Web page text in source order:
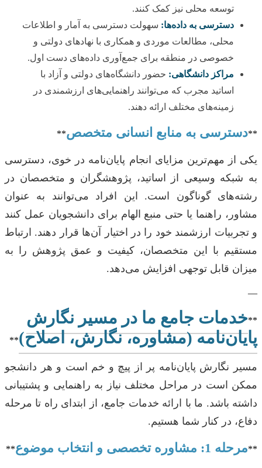
توسعه محلی نیز کمک کنند.
دسترسی به داده‌ها: سهولت دسترسی به آمار و اطلاعات
محلی، مطالعات موردی و همکاری با نهادهای دولتی و
خصوصی در منطقه برای جمع‌آوری داده‌های دست اول.
مراکز دانشگاهی: حضور دانشگاه‌های دولتی و آزاد با
اساتید مجرب که می‌توانند راهنمایی‌های ارزشمندی در
زمینه‌های مختلف ارائه دهند.
**دسترسی به منابع انسانی متخصص**
یکی از مهم‌ترین مزایای انجام پایان‌نامه در خوی، دسترسی
به شبکه وسیعی از اساتید، پژوهشگران و متخصصان در
رشته‌های گوناگون است. این افراد می‌توانند به عنوان
مشاور، راهنما یا حتی منبع الهام برای دانشجویان عمل کنند
و تجربیات ارزشمند خود را در اختیار آن‌ها قرار دهند. ارتباط
مستقیم با این متخصصان، کیفیت و عمق پژوهش را به
میزان قابل توجهی افزایش می‌دهد.
—
**خدمات جامع ما در مسیر نگارش
پایان‌نامه (مشاوره، نگارش، اصلاح)**
مسیر نگارش پایان‌نامه پر از پیچ و خم است و هر دانشجو
ممکن است در مراحل مختلف نیاز به راهنمایی و پشتیبانی
داشته باشد. ما با ارائه خدمات جامع، از ابتدای راه تا مرحله
دفاع، در کنار شما هستیم.
**مرحله 1: مشاوره تخصصی و انتخاب موضوع **